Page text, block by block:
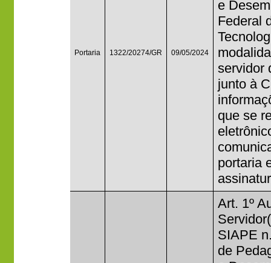
Portaria 1322/20274/GR 09/05/2024
e
Federal
servidor
junto à
que se
portaria
Art. 1º
SIAPE
de